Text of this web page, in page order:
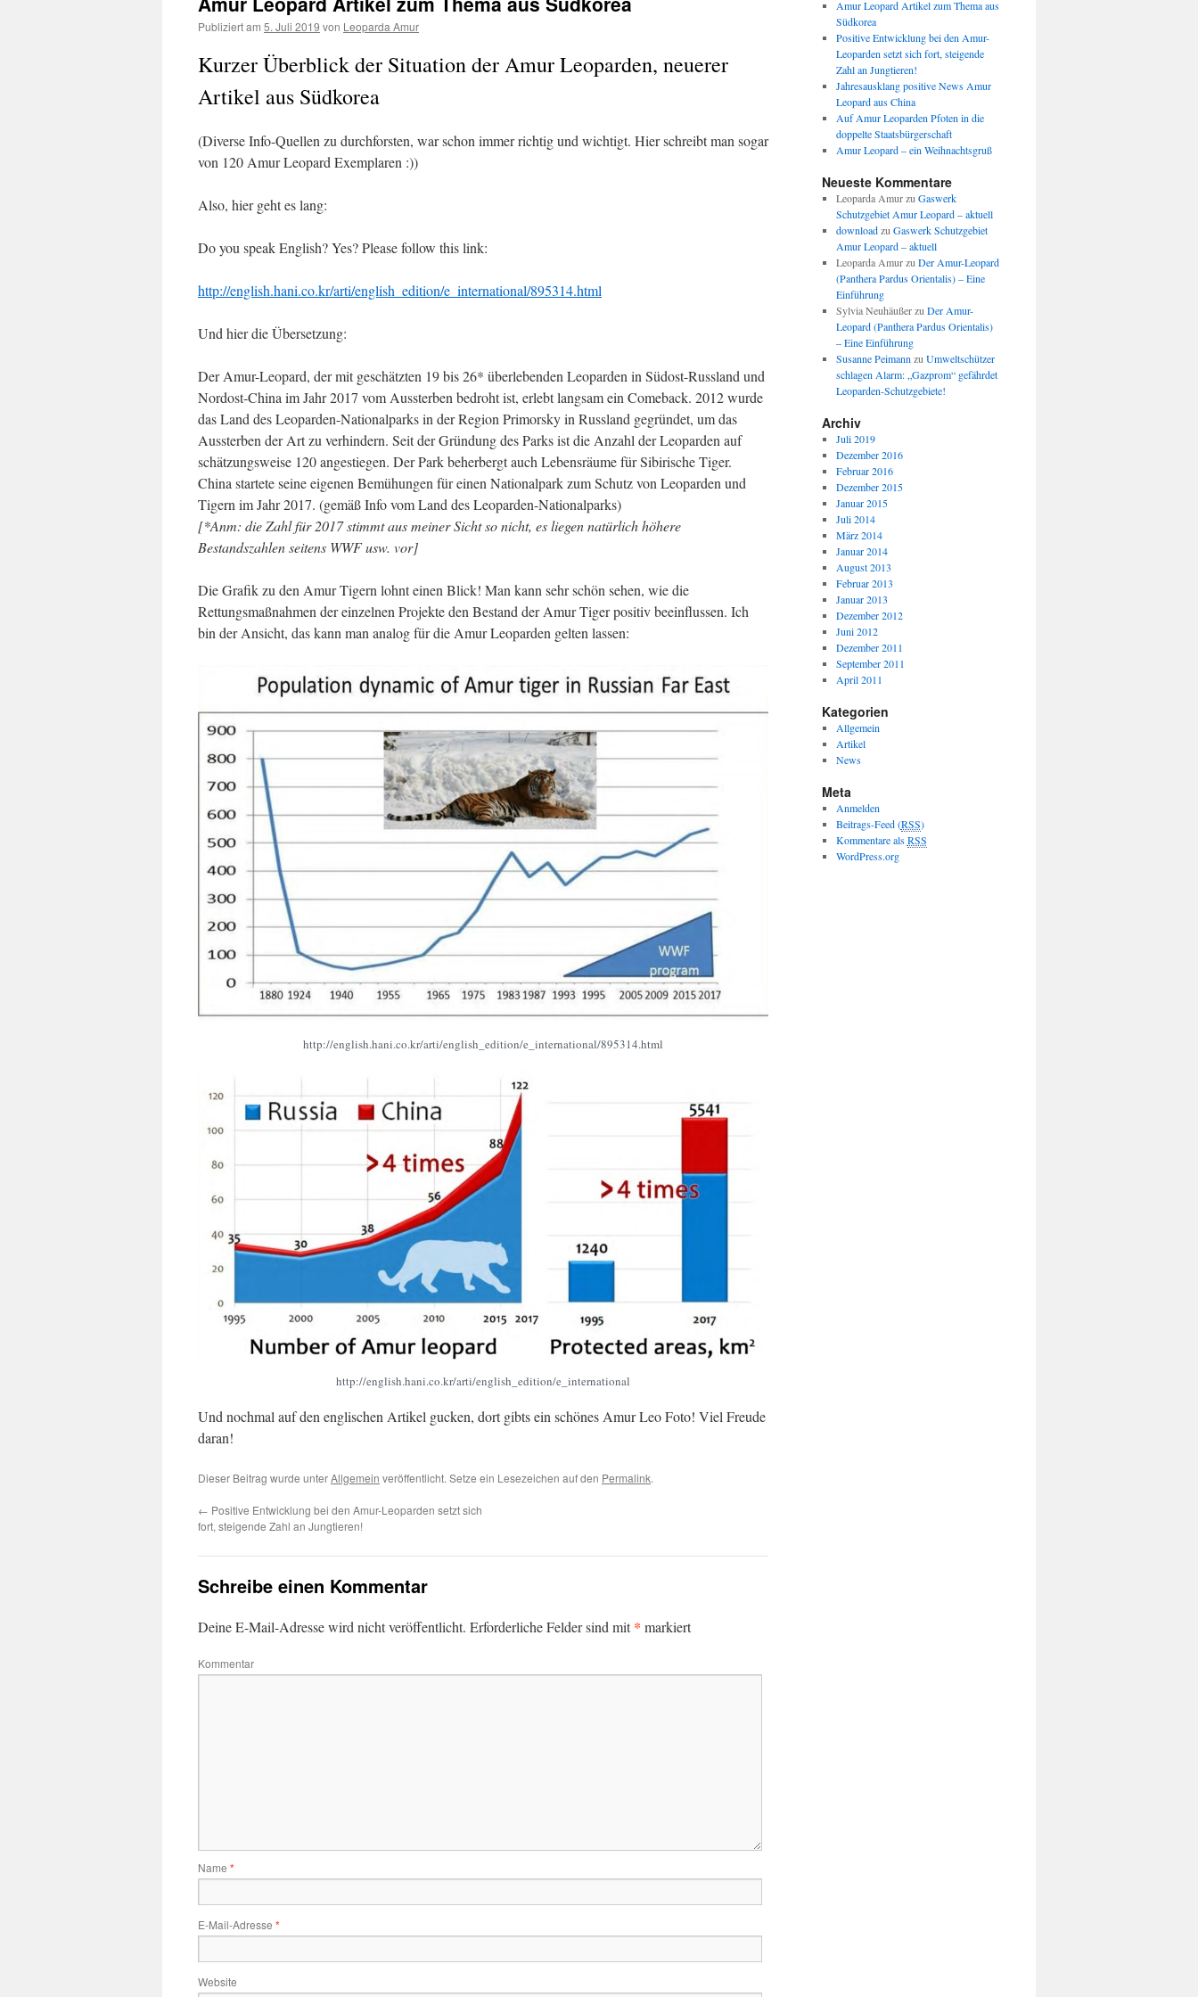
Publiziert am 5. Juli 2019 von Leoparda Amur
Kurzer Überblick der Situation der Amur Leoparden, neuerer
Artikel aus Südkorea
(Diverse Info-Quellen zu durchforsten, war schon immer richtig und wichtigt. Hier schreibt man sogar
von 120 Amur Leopard Exemplaren :))
Also, hier geht es lang:
Do you speak English? Yes? Please follow this link:
http://english.hani.co.kr/arti/english_edition/e_international/895314.html
Und hier die Übersetzung:
Der Amur-Leopard, der mit geschätzten 19 bis 26* überlebenden Leoparden in Südost-Russland und
Nordost-China im Jahr 2017 vom Aussterben bedroht ist, erlebt langsam ein Comeback. 2012 wurde
das Land des Leoparden-Nationalparks in der Region Primorsky in Russland gegründet, um das
Aussterben der Art zu verhindern. Seit der Gründung des Parks ist die Anzahl der Leoparden auf
schätzungsweise 120 angestiegen. Der Park beherbergt auch Lebensräume für Sibirische Tiger.
China startete seine eigenen Bemühungen für einen Nationalpark zum Schutz von Leoparden und
Tigern im Jahr 2017. (gemäß Info vom Land des Leoparden-Nationalparks)
[*Anm: die Zahl für 2017 stimmt aus meiner Sicht so nicht, es liegen natürlich höhere
Bestandszahlen seitens WWF usw. vor]
Die Grafik zu den Amur Tigern lohnt einen Blick! Man kann sehr schön sehen, wie die
Rettungsmaßnahmen der einzelnen Projekte den Bestand der Amur Tiger positiv beeinflussen. Ich
bin der Ansicht, das kann man analog für die Amur Leoparden gelten lassen:
http://english.hani.co.kr/arti/english_edition/e_international/895314.html
http://english.hani.co.kr/arti/english_edition/e_international
Und nochmal auf den englischen Artikel gucken, dort gibts ein schönes Amur Leo Foto! Viel Freude
daran!
Dieser Beitrag wurde unterAllgemein veröffentlicht. Setze ein Lesezeichen auf den Permalink.
← Positive Entwicklung bei den Amur-Leoparden setzt sich
fort, steigende Zahl an Jungtieren!
Schreibe einen Kommentar
Deine E-Mail-Adresse wird nicht veröffentlicht. Erforderliche Felder sind mit* markiert
Kommentar
Name *
E-Mail-Adresse *
Website
Amur Leopard Artikel zum Thema aus
Südkorea
Positive Entwicklung bei den Amur-
Leoparden setzt sich fort, steigende
Zahl an Jungtieren!
Jahresausklang positive News Amur
Leopard aus China
Auf Amur Leoparden Pfoten in die
doppelte Staatsbürgerschaft
Amur Leopard – ein Weihnachtsgruß
Neueste Kommentare
Leoparda Amurzu Gaswerk
Schutzgebiet Amur Leopard – aktuell
downloadzu Gaswerk Schutzgebiet
Amur Leopard – aktuell
Leoparda Amurzu Der Amur-Leopard
(Panthera Pardus Orientalis) – Eine
Einführung
Sylvia Neuhäußerzu Der Amur-
Leopard (Panthera Pardus Orientalis)
– Eine Einführung
Susanne Peimann zu Umweltschützer
schlagen Alarm: „Gazprom“ gefährdet
Leoparden-Schutzgebiete!
Archiv
Juli 2019
Dezember 2016
Februar 2016
Dezember 2015
Januar 2015
Juli 2014
März 2014
Januar 2014
August 2013
Februar 2013
Januar 2013
Dezember 2012
Juni 2012
Dezember 2011
September 2011
April 2011
Kategorien
Allgemein
Artikel
News
Meta
Anmelden
Beitrags-Feed (RSS)
Kommentare alsRSS
WordPress.org